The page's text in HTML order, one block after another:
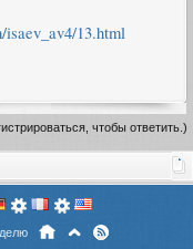
13.html
чтобы ответить.)